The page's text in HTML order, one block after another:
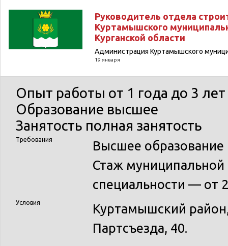
Руководитель отдела
Куртамышского
Курганской области
Администрация Куртамышского
19 января
Опыт работы от 1 года до 3 лет
Образование высшее
Занятость полная занятость
Требования
Высшее образование
Стаж
специальности — от
Условия
Куртамышский
Партсъезда, 40.